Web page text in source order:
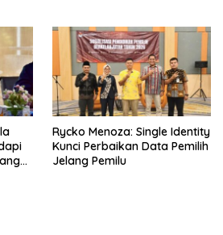
Rycko Menoza: Single Identity
Kunci Perbaikan Data Pemilih
Jelang Pemilu